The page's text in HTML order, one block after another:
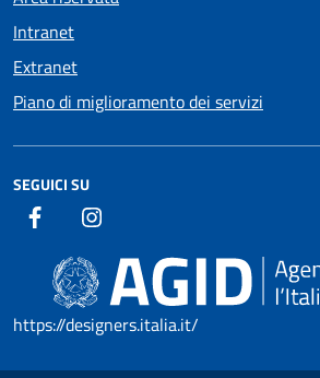
Intranet
Extranet
Piano di miglioramento dei servizi
SEGUICI SU
https://designers.italia.it/